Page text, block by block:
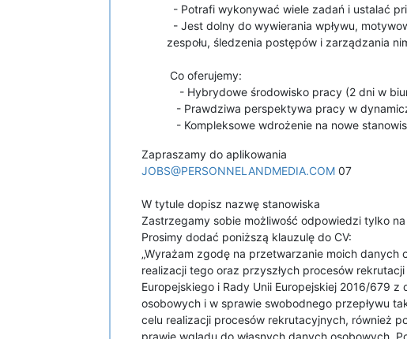
- Potrafi wykonywać wiele zadań i ustalać
- Jest dolny do wywierania wpływu,
zespołu, śledzenia postępów i zarządzania
Co oferujemy:
- Hybrydowe środowisko pracy (2 dni w
- Prawdziwa perspektywa pracy w
- Kompleksowe wdrożenie na nowe
Zapraszamy do aplikowania
JOBS@PERSONNELANDMEDIA.COM 07
W tytule dopisz nazwę stanowiska
Zastrzegamy sobie możliwość odpowiedzi tylko
Prosimy dodać poniższą klauzulę do CV:
„Wyrażam zgodę na przetwarzanie moich
realizacji tego oraz przyszłych procesów
Europejskiego i Rady Unii Europejskiej 2016/679
osobowych i w sprawie swobodnego przepływu
celu realizacji procesów rekrutacyjnych, również
prawie wglądu do własnych danych osobowych.